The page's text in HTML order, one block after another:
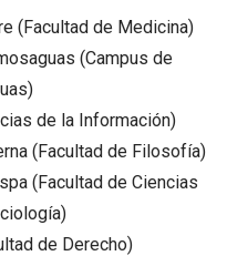
(Facultad de Medicina)
(Campus de
de la Información)
(Facultad de Filosofía)
(Facultad de Ciencias
de Derecho)